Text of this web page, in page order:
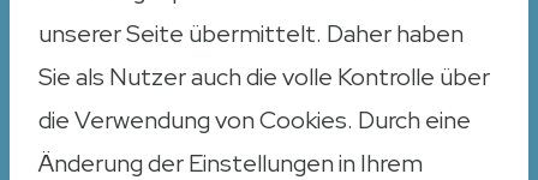
unserer Seite übermittelt. Daher haben
Sie als Nutzer auch die volle Kontrolle über
die Verwendung von Cookies. Durch eine
Änderung der Einstellungen in Ihrem